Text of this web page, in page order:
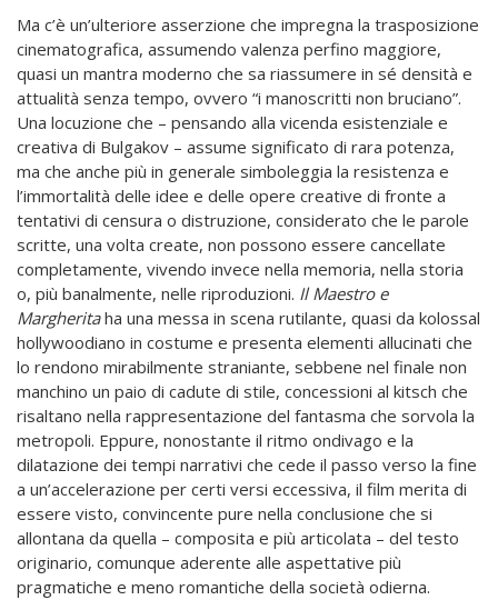
Ma c’è un’ulteriore asserzione che impregna la trasposizione
cinematografica, assumendo valenza perfino maggiore,
quasi un mantra moderno che sa riassumere in sé densità e
attualità senza tempo, ovvero “i manoscritti non bruciano”.
Una locuzione che – pensando alla vicenda esistenziale e
creativa di Bulgakov – assume significato di rara potenza,
ma che anche più in generale simboleggia la resistenza e
l’immortalità delle idee e delle opere creative di fronte a
tentativi di censura o distruzione, considerato che le parole
scritte, una volta create, non possono essere cancellate
completamente, vivendo invece nella memoria, nella storia
o, più banalmente, nelle riproduzioni. Il Maestro e
Margheritaha una messa in scena rutilante, quasi da kolossal
hollywoodiano in costume e presenta elementi allucinati che
lo rendono mirabilmente straniante, sebbene nel finale non
manchino un paio di cadute di stile, concessioni al kitsch che
risaltano nella rappresentazione del fantasma che sorvola la
metropoli. Eppure, nonostante il ritmo ondivago e la
dilatazione dei tempi narrativi che cede il passo verso la fine
a un’accelerazione per certi versi eccessiva, il film merita di
essere visto, convincente pure nella conclusione che si
allontana da quella – composita e più articolata – del testo
originario, comunque aderente alle aspettative più
pragmatiche e meno romantiche della società odierna.